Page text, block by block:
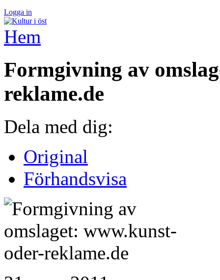
Logga in
Hem
Formgivning av
reklame.de
Dela med dig:
Original
Förhandsvisa